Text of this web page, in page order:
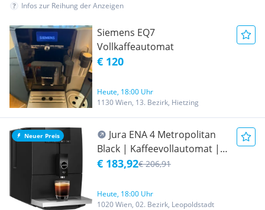
Infos zur Reihung der Anzeigen
Siemens EQ7
Vollkaffeautomat
€ 120
Heute, 18:00 Uhr
1130 Wien, 13. Bezirk, Hietzing
Neuer Preis
Jura ENA 4 Metropolitan
Black | Kaffeevollautomat |
kompakt | One-Touch |
Zustand: Gut #1191465
€ 183,92€ 206,91
Heute, 18:00 Uhr
1020 Wien, 02. Bezirk, Leopoldstadt